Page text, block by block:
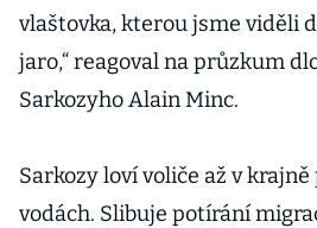
vlaštovka, kterou jsme viděli
jaro,“ reagoval na průzkum
Sarkozyho Alain Minc.
Sarkozy loví voliče až v
vodách. Slibuje potírání